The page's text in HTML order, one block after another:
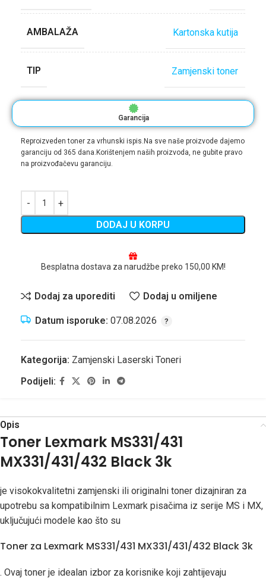
AMBALAŽA Kartonska kutija
TIP Zamjenski toner
Garancija
Reproizveden toner za vrhunski ispis.Na sve naše proizvode dajemo
garanciju od 365 dana.Korištenjem naših proizvoda, ne gubite pravo
na proizvođačevu garanciju.
DODAJ U KORPU
Besplatna dostava za narudžbe preko 150,00 KM!
Dodaj za uporediti Dodaj u omiljene
Datum isporuke: 07.08.2026
Kategorija: Zamjenski Laserski Toneri
Podijeli:
Opis
Toner Lexmark MS331/431
MX331/431/432 Black 3k
je visokokvalitetni zamjenski ili originalni toner dizajniran za
upotrebu sa kompatibilnim Lexmark pisačima iz serije MS i MX,
uključujući modele kao što su
Toner za Lexmark MS331/431 MX331/431/432 Black 3k
. Ovaj toner je idealan izbor za korisnike koji zahtijevaju